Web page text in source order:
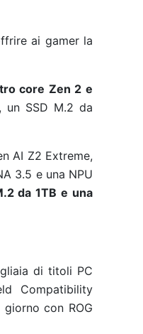
ai gamer la
core Zen 2 e
un SSD M.2 da
AI Z2 Extreme,
3.5 e una NPU
da 1TB e una
di titoli PC
Compatibility
con ROG